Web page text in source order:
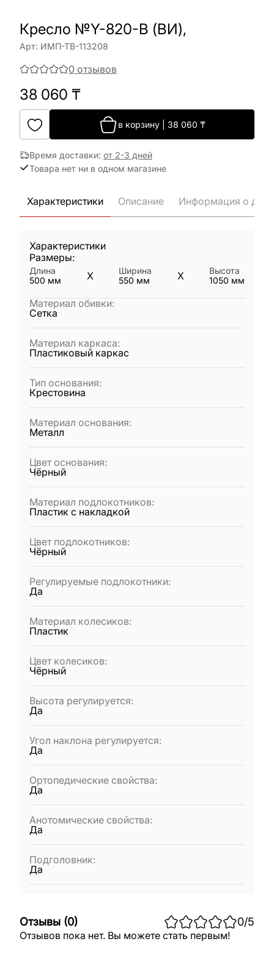
Кресло №Y-820-B (ВИ),
Арт: ИМП-ТВ-113208
0 отзывов
38 060 ₸
в корзину 38 060 ₸
Время доставки: от 2-3 дней
Товара нет ни в одном магазине
Характеристики Описание Информация о
Характеристики
Размеры:
Длина
500 мм X
Ширина
550 мм X
Высота
1050 мм
Материал обивки:
Сетка
Материал каркаса:
Пластиковый каркас
Тип основания:
Крестовина
Материал основания:
Металл
Цвет основания:
Чёрный
Материал подлокотников:
Пластик с накладкой
Цвет подлокотников:
Чёрный
Регулируемые подлокотники:
Да
Материал колесиков:
Пластик
Цвет колесиков:
Чёрный
Высота регулируется:
Да
Угол наклона регулируется:
Да
Ортопедические свойства:
Да
Анотомические свойства:
Да
Подголовник:
Да
Отзывы (0) 0/5
Отзывов пока нет. Вы можете стать первым!